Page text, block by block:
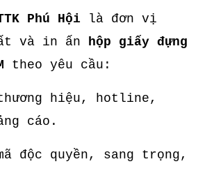
Phú Hội là đơn vị
và in ấn hộp giấy đựng
theo yêu cầu:
hiệu, hotline,
cáo.
độc quyền, sang trọng,